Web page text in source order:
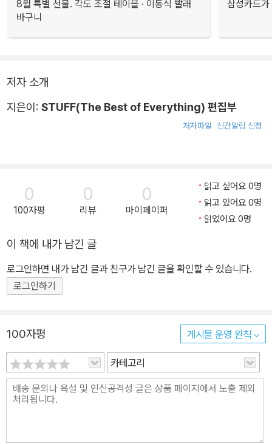
8월 특별 선물. 각도 조절 테이블 · 이동식 빨래
바구니
삼성카드
저자 소개
지은이: STUFF(The Best of Everything) 편집부
저자파일 신간알림 신청
0
100자평
0
리뷰
0
마이페이퍼
읽고 싶어요 0명
읽고 있어요 0명
읽었어요 0명
이 책에 내가 남긴 글
로그인하면 내가 남긴 글과 친구가 남긴 글을 확인할 수 있습니다.
로그인하기
100자평 게시물 운영 원칙
카테고리